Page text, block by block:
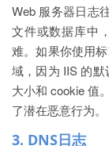
Web 服务器日志
文件或数据库中
难。如果你使用
域，因为 IIS 的
大小和 cookie 值
了潜在恶意行为。
3. DNS日志